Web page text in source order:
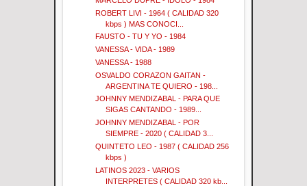
ROBERT LIVI - 1964 ( CALIDAD 320
kbps ) MAS CONOCI...
FAUSTO - TU Y YO - 1984
VANESSA - VIDA - 1989
VANESSA - 1988
OSVALDO CORAZON GAITAN -
ARGENTINA TE QUIERO - 198...
JOHNNY MENDIZABAL - PARA QUE
SIGAS CANTANDO - 1989...
JOHNNY MENDIZABAL - POR
SIEMPRE - 2020 ( CALIDAD 3...
QUINTETO LEO - 1987 ( CALIDAD 256
kbps )
LATINOS 2023 - VARIOS
INTERPRETES ( CALIDAD 320 kb...